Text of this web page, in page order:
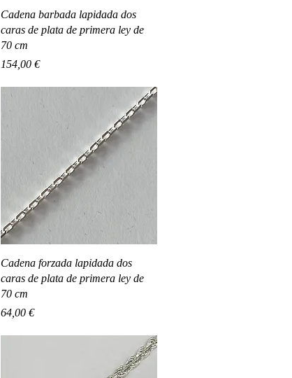
Vista rápida
Cadena barbada lapidada dos
caras de plata de primera ley de
70 cm
Precio
154,00 €
Vista rápida
Cadena forzada lapidada dos
caras de plata de primera ley de
70 cm
Precio
64,00 €